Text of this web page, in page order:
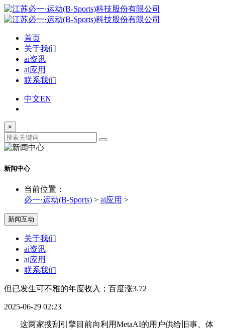
首页
关于我们
ai资讯
ai应用
联系我们
中文EN
×
新闻中心
当前位置：
必一·运动(B-Sports) > ai应用 >
新闻互动
关于我们
ai资讯
ai应用
联系我们
但已发生可不雅的年度收入；百度涨3.72
2025-06-29 02:23
这两家搜刮引擎目前向利用MetaAI的用户供给旧事、体